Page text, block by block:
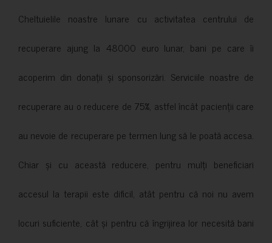
Cheltuielile noastre lunare cu activitatea centrului de
recuperare ajung la 48000 euro lunar, bani pe care îi
acoperim din donații și sponsorizări. Serviciile noastre de
recuperare au o reducere de 75%, astfel încât pacienții care
au nevoie de recuperare pe termen lung să le poată accesa.
Chiar și cu această reducere, pentru mulți beneficiari
accesul la terapii este dificil, atât pentru că noi nu avem
locuri suficiente, cât și pentru că îngrijirea lor necesită bani